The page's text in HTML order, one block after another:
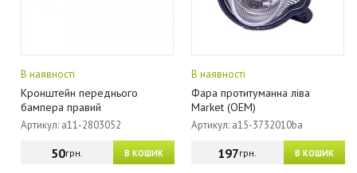
В наявності
Кронштейн переднього
бампера правий
Артикул: a11-2803052
В КОШИК
50грн.
В наявності
Фара протитуманна ліва
Market (OEM)
Артикул: a15-3732010ba
В КОШИК
197грн.